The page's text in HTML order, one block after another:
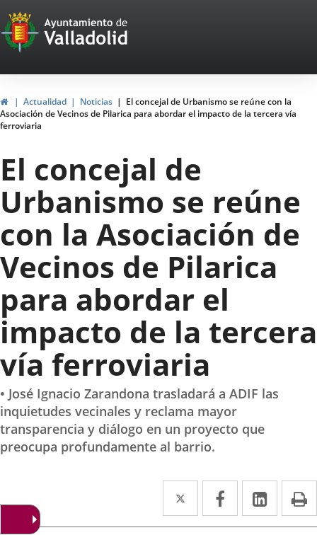
Portal
Web
del
Ayuntamiento
de
Valladolid
HomeActualidad Noticias
El concejal de Urbanismo se reúne con la
Asociación de Vecinos de Pilarica para abordar el impacto de la tercera vía
ferroviaria
El concejal de
Urbanismo se reúne
con la Asociación de
Vecinos de Pilarica
para abordar el
impacto de la tercera
vía ferroviaria
• José Ignacio Zarandona trasladará a ADIF las
inquietudes vecinales y reclama mayor
transparencia y diálogo en un proyecto que
preocupa profundamente al barrio.
Twitter
Enlace
a
Facebook
Enlace
a
Enlace
a